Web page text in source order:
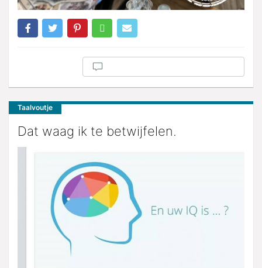
Taalvoutje
Dat waag ik te betwijfelen.